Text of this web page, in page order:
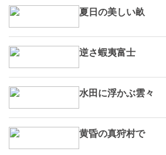
夏日の美しい畝
逆さ蝦夷富士
水田に浮かぶ雲々
黄昏の真狩村で